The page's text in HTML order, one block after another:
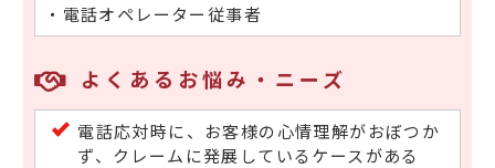
・電話オペレーター従事者
よくあるお悩み・ニーズ
電話応対時に、お客様の心情理解がおぼつか
ず、クレームに発展しているケースがある